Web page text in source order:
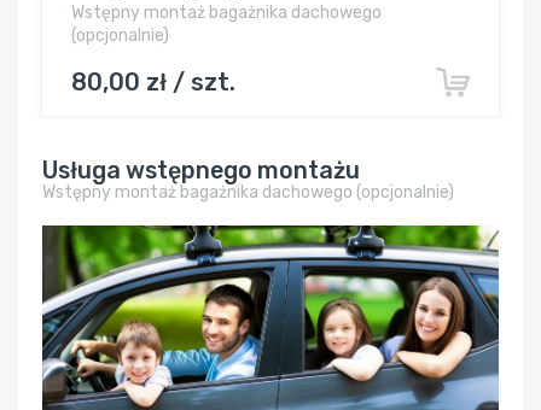
Wstępny montaż bagażnika dachowego
(opcjonalnie)
80,00 zł / szt.
Usługa wstępnego montażu
Wstępny montaż bagażnika dachowego (opcjonalnie)